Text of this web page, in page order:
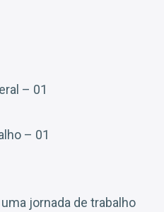
– 01
– 01
jornada de trabalho